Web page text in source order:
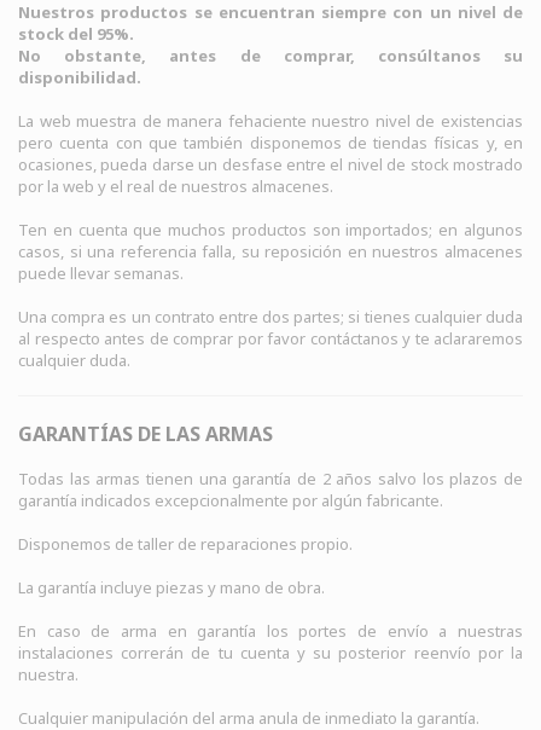
Nuestros productos se encuentran siempre con un nivel de
stock del 95%.
No obstante, antes de comprar, consúltanos su
disponibilidad.
La web muestra de manera fehaciente nuestro nivel de existencias
pero cuenta con que también disponemos de tiendas físicas y, en
ocasiones, pueda darse un desfase entre el nivel de stock mostrado
por la web y el real de nuestros almacenes.
Ten en cuenta que muchos productos son importados; en algunos
casos, si una referencia falla, su reposición en nuestros almacenes
puede llevar semanas.
Una compra es un contrato entre dos partes; si tienes cualquier duda
al respecto antes de comprar por favor contáctanos y te aclararemos
cualquier duda.
GARANTÍAS DE LAS ARMAS
Todas las armas tienen una garantía de 2 años salvo los plazos de
garantía indicados excepcionalmente por algún fabricante.
Disponemos de taller de reparaciones propio.
La garantía incluye piezas y mano de obra.
En caso de arma en garantía los portes de envío a nuestras
instalaciones correrán de tu cuenta y su posterior reenvío por la
nuestra.
Cualquier manipulación del arma anula de inmediato la garantía.